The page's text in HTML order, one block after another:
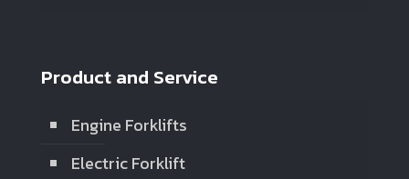
Product and Service
Engine Forklifts
Electric Forklift